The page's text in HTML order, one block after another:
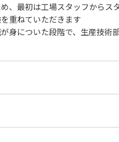
、最初は工場スタッフからス
重ねていただきます
身についた段階で、生産技術